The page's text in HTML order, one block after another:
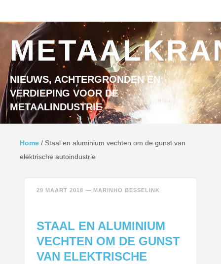
NIEUWS, ACHTERGRONDEN EN
VERDIEPING VOOR DE
METAALINDUSTRIE
Home / Staal en aluminium vechten om de gunst van
elektrische autoindustrie
29 MAART 2018 — MARINHO BESSELINK
STAAL EN ALUMINIUM
VECHTEN OM DE GUNST
VAN ELEKTRISCHE